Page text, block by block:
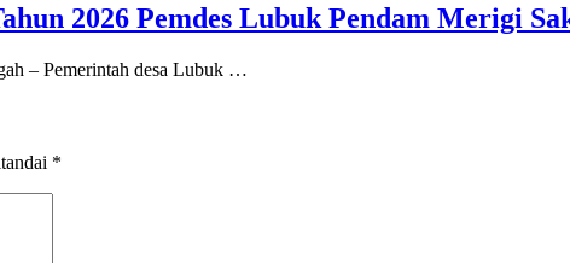
2026 Pemdes Lubuk Pendam Merigi
– Pemerintah desa Lubuk …
*